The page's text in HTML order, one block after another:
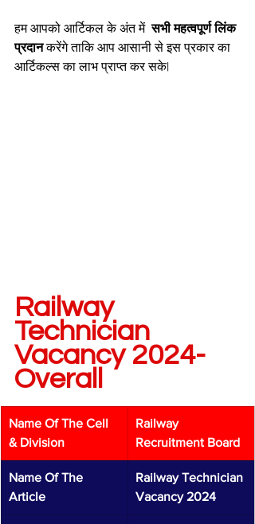
हम आपको आर्टिकल के अंत में सभी महत्वपूर्ण लिंक
प्रदान करेंगे ताकि आप आसानी से इस प्रकार का
आर्टिकल्स का लाभ प्राप्त कर सके|
Railway
Technician
Vacancy 2024-
Overall
Name Of The Cell
& Division
Railway
Recruitment Board
Name Of The
Article
Railway Technician
Vacancy 2024